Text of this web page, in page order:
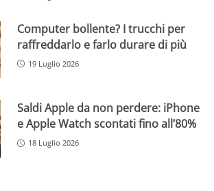
Computer bollente? I trucchi per
raffreddarlo e farlo durare di più
19 Luglio 2026
Saldi Apple da non perdere: iPhone
e Apple Watch scontati fino all’80%
18 Luglio 2026